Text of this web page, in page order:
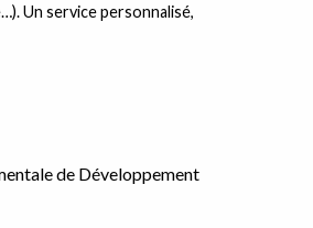
Un service personnalisé,
de Développement